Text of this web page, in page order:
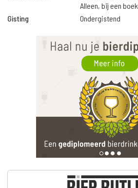
Alleen, bij een boek
Gisting
Ondergistend